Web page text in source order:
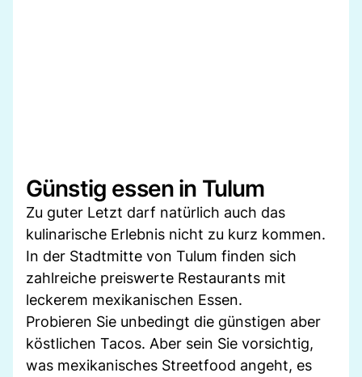
Günstig essen in Tulum
Zu guter Letzt darf natürlich auch das
kulinarische Erlebnis nicht zu kurz kommen.
In der Stadtmitte von Tulum finden sich
zahlreiche preiswerte Restaurants mit
leckerem mexikanischen Essen.
Probieren Sie unbedingt die günstigen aber
köstlichen Tacos. Aber sein Sie vorsichtig,
was mexikanisches Streetfood angeht, es